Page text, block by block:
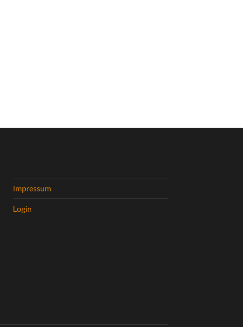
Impressum
Login